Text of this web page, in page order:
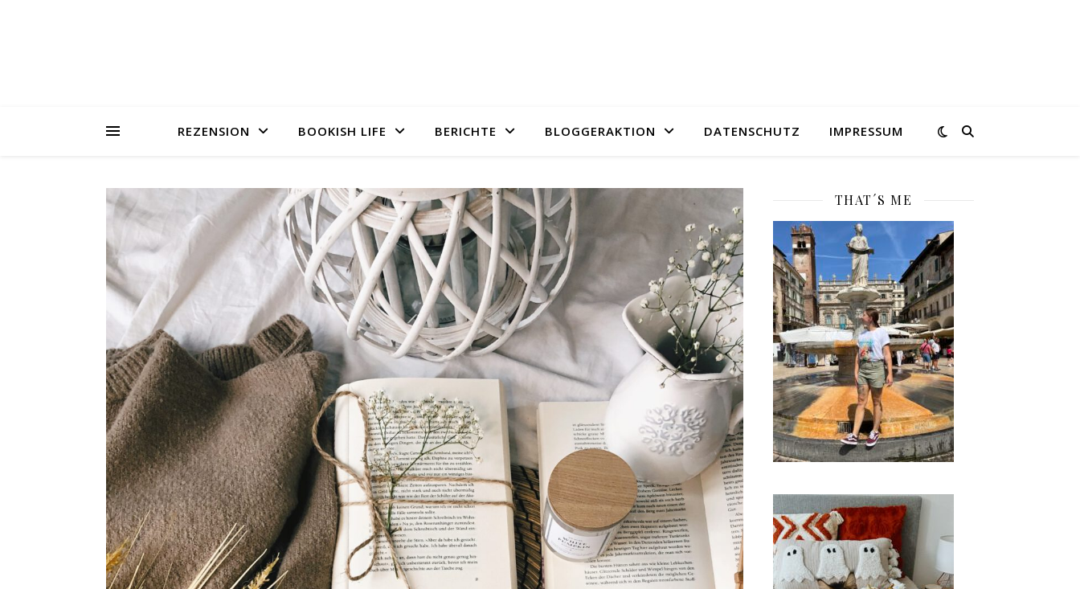
REZENSION BOOKISH LIFE BERICHTE BLOGGERAKTION DATENSCHUTZ IMPRESSUM
THAT´S ME